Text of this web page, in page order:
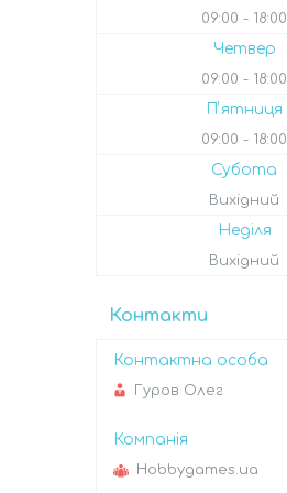
09:00 18:00
Четвер
09:00 18:00
Пʼятниця
09:00 18:00
Субота
Вихідний
Неділя
Вихідний
Контакти
Гуров Олег
Hobbygames.ua